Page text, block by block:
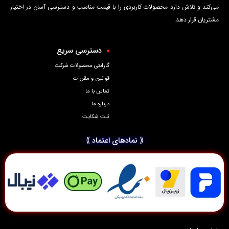
می‌کند و تلاش دارد محصولات کاربردی را با قیمت مناسب و دسترسی آسان در اختیار
مشتریان قرار دهد.
دسترسی سریع
گارانتی محصولات شرکت
قوانین و مقررات
تماس با ما
درباره ما
ثبت شکایت
⟪ نمادهای اعتماد ⟫